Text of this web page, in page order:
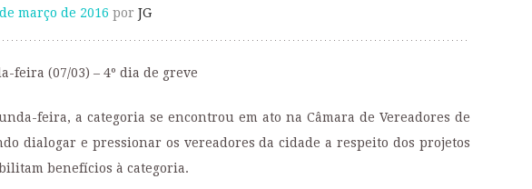
março de 2016 por JG
feira (07/03) – 4º dia de greve
feira, a categoria se encontrou em ato na Câmara de Vereadores de
dialogar e pressionar os vereadores da cidade a respeito dos projetos
benefícios à categoria.